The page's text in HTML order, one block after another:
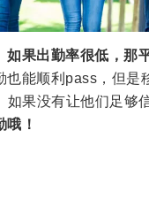
果出勤率很低，那
也能顺利pass，但是
如果没有让他们足够
！